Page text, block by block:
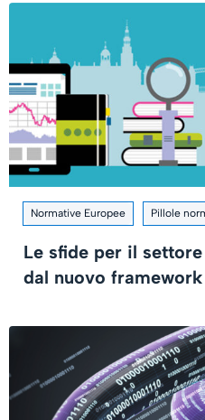
Normative Europee Pillole
Le sfide per il
dal nuovo